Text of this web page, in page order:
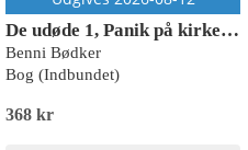
De udøde 1, Panik på kirkegården, Rød Læseklub
Benni Bødker
Bog (Indbundet)
368 kr